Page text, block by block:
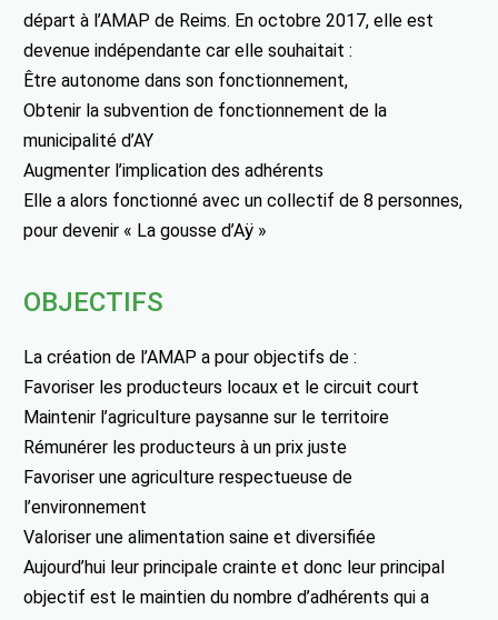
départ à l’AMAP de Reims. En octobre 2017, elle est
devenue indépendante car elle souhaitait :
Être autonome dans son fonctionnement,
Obtenir la subvention de fonctionnement de la
municipalité d’AY
Augmenter l’implication des adhérents
Elle a alors fonctionné avec un collectif de 8 personnes,
pour devenir « La gousse d’Aÿ »
OBJECTIFS
La création de l’AMAP a pour objectifs de :
Favoriser les producteurs locaux et le circuit court
Maintenir l’agriculture paysanne sur le territoire
Rémunérer les producteurs à un prix juste
Favoriser une agriculture respectueuse de
l’environnement
Valoriser une alimentation saine et diversifiée
Aujourd’hui leur principale crainte et donc leur principal
objectif est le maintien du nombre d’adhérents qui a